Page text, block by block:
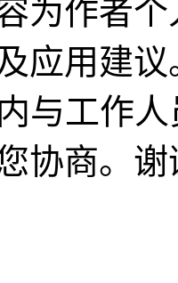
为作者
应用建
与工作
协商。